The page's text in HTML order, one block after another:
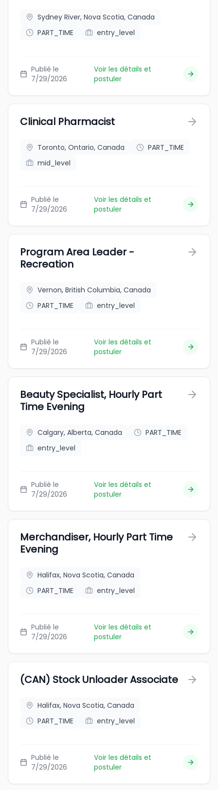
Sydney River, Nova Scotia, Canada
PART_TIME
entry_level
Publié le
7/29/2026
Voir les détails et
postuler
Clinical Pharmacist
Toronto, Ontario, Canada
PART_TIME
mid_level
Publié le
7/29/2026
Voir les détails et
postuler
Program Area Leader -
Recreation
Vernon, British Columbia, Canada
PART_TIME
entry_level
Publié le
7/29/2026
Voir les détails et
postuler
Beauty Specialist, Hourly Part
Time Evening
Calgary, Alberta, Canada
PART_TIME
entry_level
Publié le
7/29/2026
Voir les détails et
postuler
Merchandiser, Hourly Part Time
Evening
Halifax, Nova Scotia, Canada
PART_TIME
entry_level
Publié le
7/29/2026
Voir les détails et
postuler
(CAN) Stock Unloader Associate
Halifax, Nova Scotia, Canada
PART_TIME
entry_level
Publié le
7/29/2026
Voir les détails et
postuler